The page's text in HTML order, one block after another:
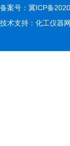
备案号： 冀ICP备
技术支持： 化工仪器网